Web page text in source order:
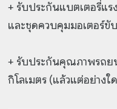
+ รับประกันแบตเตอรี่แร
และชุดควบคุมมอเตอร์ขั
+ รับประกันคุณภาพรถ
กิโลเมตร (แล้วแต่อย่าง